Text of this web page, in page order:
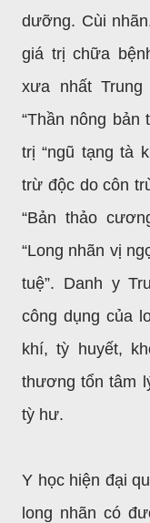
dưỡng. Cùi
giá trị chữa
xưa nhất
“Thần nông bản
trị “ngũ tạng tà
trừ độc do côn
“Bản thảo
“Long nhãn vị
tuệ”. Danh y
công dụng của
khí, tỳ huyết,
thương tổn tâm
tỳ hư.
Y học hiện đại
long nhãn có